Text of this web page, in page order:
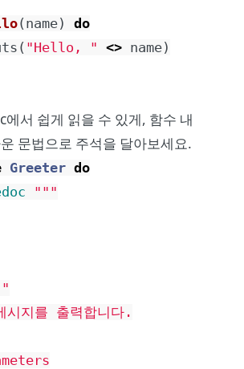
( name)
do
( "Hello, " <> name)
에서 쉽게 읽을 수 있게, 함수 내
문법으로 주석을 달아보세요.
Greeter do
"""
지를 출력합니다.